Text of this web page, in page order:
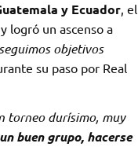
y Ecuador, el
logró un ascenso a
objetivos
su paso por Real
torneo durísimo, muy
buen grupo, hacerse